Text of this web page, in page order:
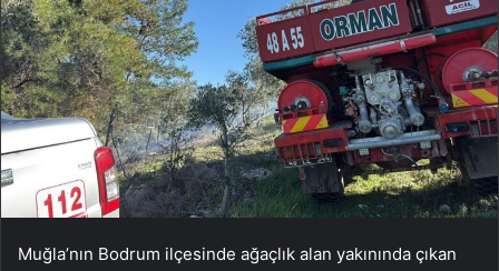
Muğla’nın Bodrum ilçesinde ağaçlık alan yakınında çıkan